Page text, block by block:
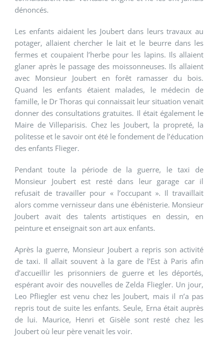
dénoncés.
Les enfants aidaient les Joubert dans leurs travaux au
potager, allaient chercher le lait et le beurre dans les
fermes et coupaient l’herbe pour les lapins. Ils allaient
glaner après le passage des moissonneuses. Ils allaient
avec Monsieur Joubert en forêt ramasser du bois.
Quand les enfants étaient malades, le médecin de
famille, le Dr Thoras qui connaissait leur situation venait
donner des consultations gratuites. Il était également le
Maire de Villeparisis. Chez les Joubert, la propreté, la
politesse et le savoir ont été le fondement de l’éducation
des enfants Flieger.
Pendant toute la période de la guerre, le taxi de
Monsieur Joubert est resté dans leur garage car il
refusait de travailler pour « l’occupant ». Il travaillait
alors comme vernisseur dans une ébénisterie. Monsieur
Joubert avait des talents artistiques en dessin, en
peinture et enseignait son art aux enfants.
Après la guerre, Monsieur Joubert a repris son activité
de taxi. Il allait souvent à la gare de l’Est à Paris afin
d’accueillir les prisonniers de guerre et les déportés,
espérant avoir des nouvelles de Zelda Fliegler. Un jour,
Leo Pfliegler est venu chez les Joubert, mais il n’a pas
repris tout de suite les enfants. Seule, Erna était auprès
de lui. Maurice, Henri et Gisèle sont resté chez les
Joubert où leur père venait les voir.